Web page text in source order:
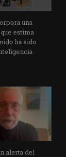
una
estima
ha sido
alerta del